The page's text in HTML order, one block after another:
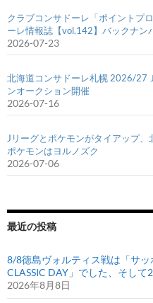
クラブコンサドーレ「ポイントプ
ーレ情報誌【vol.142】バックナン
2026-07-23
北海道コンサドーレ札幌 2026/27
ンオークション開催
2026-07-16
Jリーグとポケモンがタイアップ
ポケモンはヨルノズク
2026-07-06
最近の投稿
8/8徳島ヴォルティス戦は「サ
CLASSIC DAY」でした、そし
2026年8月8日